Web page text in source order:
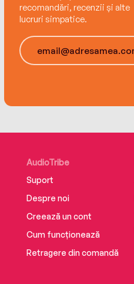
recomandări, recenzii și alte
lucruri simpatice.
AudioTribe
Suport
Despre noi
Creează un cont
Cum funcționează
Retragere din comandă